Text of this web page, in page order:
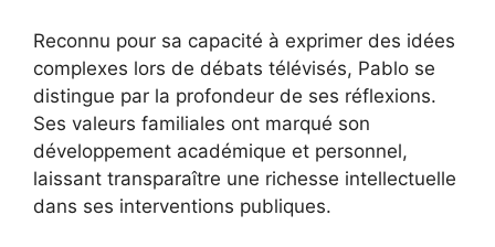
Reconnu pour sa capacité à exprimer des idées
complexes lors de débats télévisés, Pablo se
distingue par la profondeur de ses réflexions.
Ses valeurs familiales ont marqué son
développement académique et personnel,
laissant transparaître une richesse intellectuelle
dans ses interventions publiques.